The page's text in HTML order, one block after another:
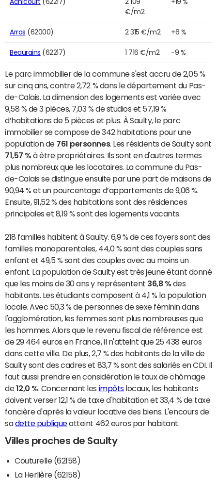
Achicourt (62217)
2 109
€/m2
+19 %
Arras (62000) 2 315 €/m2 +6 %
Beaurains (62217) 1 716 €/m2 -9 %
Le parc immobilier de la commune s'est accru de 2,05 %
sur cinq ans, contre 2,72 % dans le département du Pas-
de-Calais. La dimension des logements est variée avec
9,58 % de 3 pièces, 7,03 % de studios et 57,19 %
d’habitations de 5 pièces et plus. À Saulty, le parc
immobilier se compose de 342 habitations pour une
population de 761 personnes. Les résidents de Saulty sont
71,57 % à être propriétaires. Ils sont en d'autres termes
plus nombreux que les locataires. La commune du Pas-
de-Calais se distingue ensuite par une part de maisons de
90,94 % et un pourcentage d’appartements de 9,06 %.
Ensuite, 91,52 % des habitations sont des résidences
principales et 8,19 % sont des logements vacants.
218 familles habitent à Saulty. 6,9 % de ces foyers sont des
familles monoparentales, 44,0 % sont des couples sans
enfant et 49,5 % sont des couples avec au moins un
enfant. La population de Saulty est très jeune étant donné
que les moins de 30 ans y représentent 36,8 % des
habitants. Les étudiants composent à 4,1 % la population
locale. Avec 50,3 % de personnes de sexe féminin dans
l'agglomération, les femmes sont plus nombreuses que
les hommes. Alors que le revenu fiscal de référence est
de 29 464 euros en France, il n'atteint que 25 438 euros
dans cette ville. De plus, 2,7 % des habitants de la ville de
Saulty sont des cadres et 83,7 % sont des salariés en CDI. Il
faut aussi prendre en considération le taux de chômage
de12,0 % . Concernant les impôtslocaux, les habitants
doivent verser 12,1 % de taxe d'habitation et 33,4 % de taxe
foncière d'après la valeur locative des biens. L'encours de
sadette publiqueatteint 462 euros par habitant.
Villes proches de Saulty
Couturelle (62158)
La Herlière (62158)